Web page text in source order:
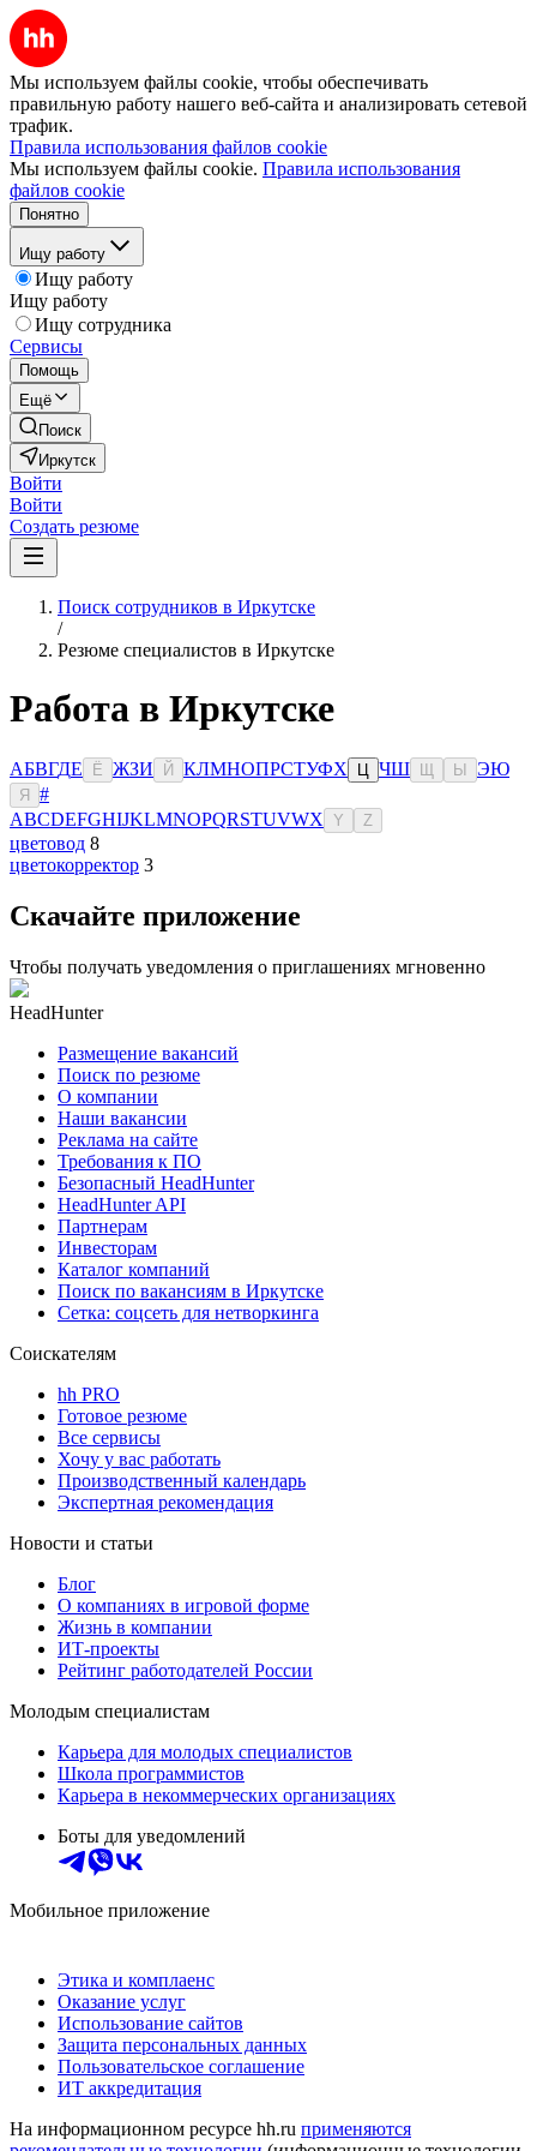
Мы используем файлы cookie, чтобы обеспечивать
правильную работу нашего веб-сайта и анализировать сетевой
трафик.
Правила использования файлов cookie
Мы используем файлы cookie. Правила использования
файлов cookie
Понятно
Ищу работу
Ищу работу
Ищу работу
Ищу сотрудника
Сервисы
Помощь
Ещё
Поиск
Иркутск
Войти
Войти
Создать резюме
Поиск сотрудников в Иркутске
/
Резюме специалистов в Иркутске
Работа в Иркутске
АБВГДЕ Ё ЖЗИ Й КЛМНОПРСТУФХ ЧШ Ы ЭЮ
Я
#
ABCDEFGHIJKLMNOPQRSTUVWX Y Z
цветовод 8
цветокорректор 3
Скачайте приложение
Чтобы получать уведомления о приглашениях мгновенно
HeadHunter
Размещение вакансий
Поиск по резюме
О компании
Наши вакансии
Реклама на сайте
Требования к ПО
Безопасный HeadHunter
HeadHunter API
Партнерам
Инвесторам
Каталог компаний
Поиск по вакансиям в Иркутске
Сетка: соцсеть для нетворкинга
Соискателям
hh PRO
Готовое резюме
Все сервисы
Хочу у вас работать
Производственный календарь
Экспертная рекомендация
Новости и статьи
Блог
О компаниях в игровой форме
Жизнь в компании
ИТ-проекты
Рейтинг работодателей России
Молодым специалистам
Карьера для молодых специалистов
Школа программистов
Карьера в некоммерческих организациях
Боты для уведомлений
Мобильное приложение
Этика и комплаенс
Оказание услуг
Использование сайтов
Защита персональных данных
Пользовательское соглашение
ИТ аккредитация
На информационном ресурсе hh.ru применяются